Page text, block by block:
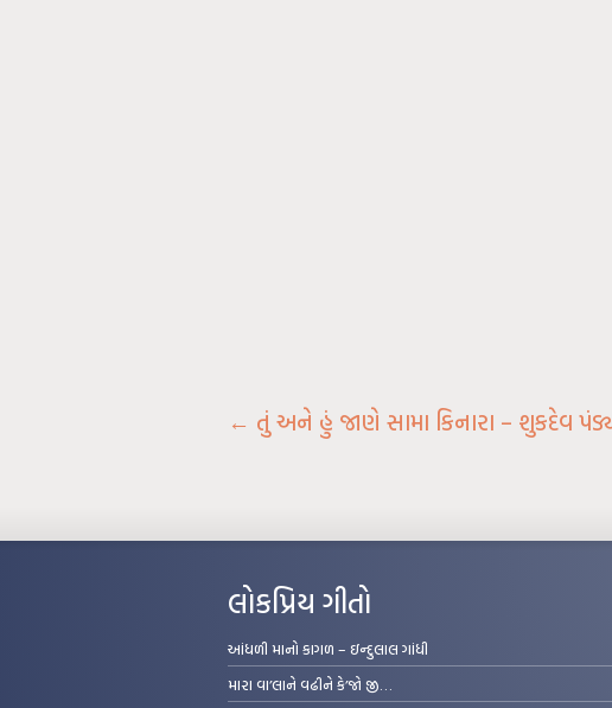
← તું અને હું જાણે સામા કિનારા – શુકદેવ
લોકપ્રિય ગીતો
આંધળી માનો કાગળ – ઇન્દુલાલ ગાંધી
મારા વા’લાને વઢીને કે’જો જી…